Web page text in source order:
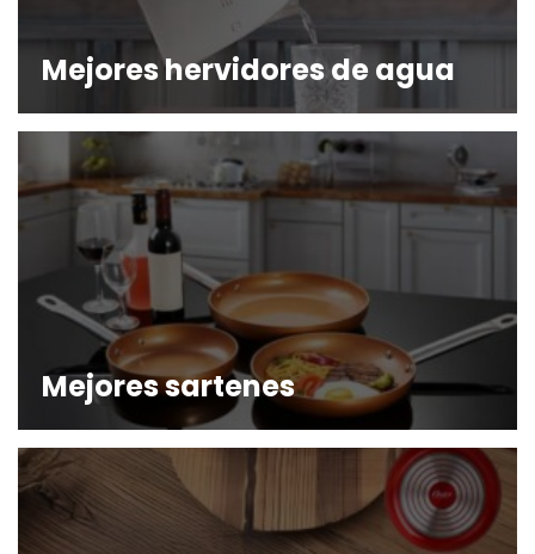
Mejores hervidores de agua
Mejores sartenes